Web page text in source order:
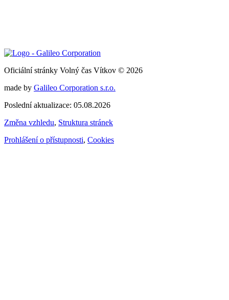
Oficiální stránky Volný čas Vítkov © 2026
made by Galileo Corporation s.r.o.
Poslední aktualizace: 05.08.2026
Změna vzhledu, Struktura stránek
Prohlášení o přístupnosti, Cookies